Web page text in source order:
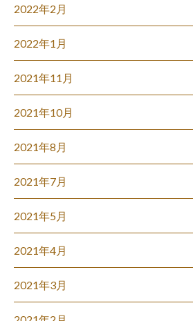
2022年2月
2022年1月
2021年11月
2021年10月
2021年8月
2021年7月
2021年5月
2021年4月
2021年3月